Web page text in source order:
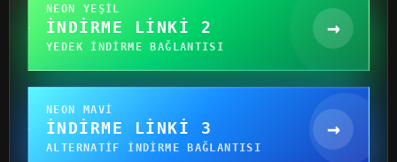
NEON YEŞIL
İNDIRME LINKI 2
YEDEK INDIRME BAĞLANTISI
→
NEON MAVI
İNDIRME LINKI 3
ALTERNATIF INDIRME BAĞLANTISI
→